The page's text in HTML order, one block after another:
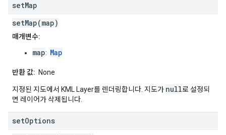
setMap
setMap(map)
매개변수:
map: Map
반환 값: None
지정된 지도에서 KML Layer를 렌더링합니다. 지도가 null로 설정되
면 레이어가 삭제됩니다.
setOptions